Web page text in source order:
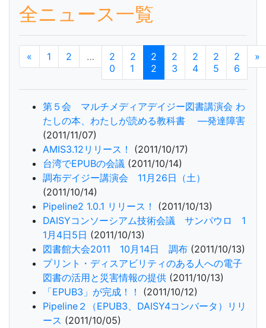
全ニュース一覧
« 1 2 …
2
0
2
1
2
2
2
3
2
4
2
5
2
6
»
第５会 マルチメディアデイジー図書講演会 わ
たしの本、わたしが読める教科書 ―発達障害
(2011/11/07)
AMIS3.12リリース！
(2011/10/17)
台湾でEPUBの会議 (2011/10/14)
調布デイジー講演会 11月26日（土）
(2011/10/14)
Pipeline2 1.0.1 リリース！
(2011/10/13)
DAISYコンソーシアム技術会議 サンパウロ 1
1月4日5日 (2011/10/13)
図書館大会2011 10月14日 調布 (2011/10/13)
プリント・ディスアビリティのある人への電子
図書の活用と災害情報の提供 (2011/10/13)
「EPUB3」が完成！！
(2011/10/12)
Pipeline２（EPUB3、DAISY4コンバータ）リリ
ース (2011/10/05)